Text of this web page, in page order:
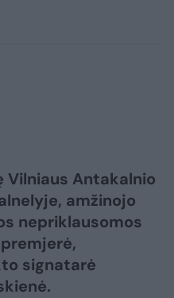
Antakalnio
amžinojo
nepriklausomos
signatarė